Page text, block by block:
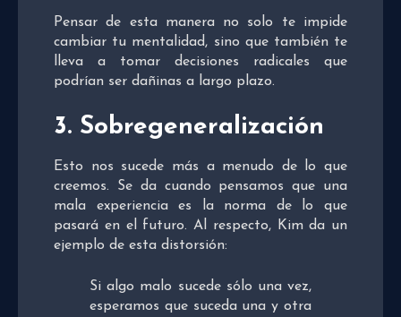
Pensar de esta manera no solo te impide
cambiar tu mentalidad, sino que también te
lleva a tomar decisiones radicales que
podrían ser dañinas a largo plazo.
3. Sobregeneralización
Esto nos sucede más a menudo de lo que
creemos. Se da cuando pensamos que una
mala experiencia es la norma de lo que
pasará en el futuro. Al respecto, Kim da un
ejemplo de esta distorsión:
Si algo malo sucede sólo una vez,
esperamos que suceda una y otra